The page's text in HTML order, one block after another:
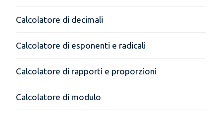
Calcolatore di decimali
Calcolatore di esponenti e radicali
Calcolatore di rapporti e proporzioni
Calcolatore di modulo